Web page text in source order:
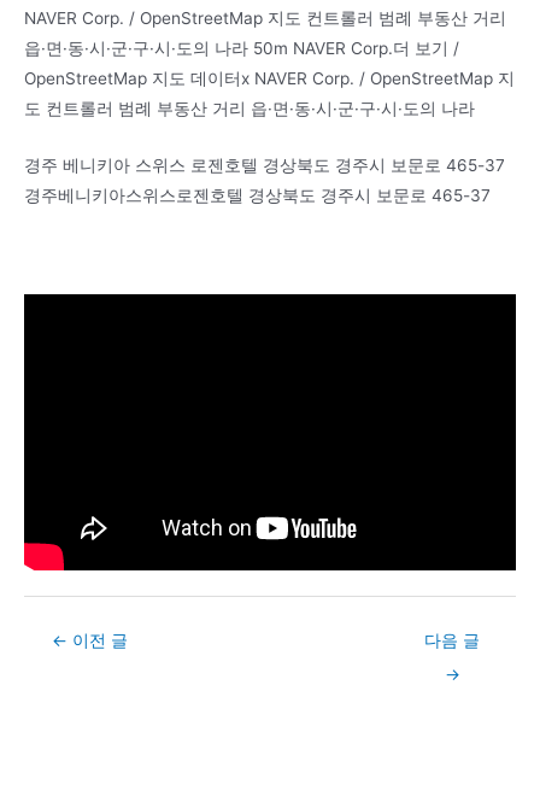
NAVER Corp. / OpenStreetMap 지도 컨트롤러 범례 부동산 거리
읍·면·동·시·군·구·시·도의 나라 50m NAVER Corp.더 보기 /
OpenStreetMap 지도 데이터x NAVER Corp. / OpenStreetMap 지
도 컨트롤러 범례 부동산 거리 읍·면·동·시·군·구·시·도의 나라
경주 베니키아 스위스 로젠호텔 경상북도 경주시 보문로 465-37
경주베니키아스위스로젠호텔 경상북도 경주시 보문로 465-37
Post← 이전 글
다음 글
→